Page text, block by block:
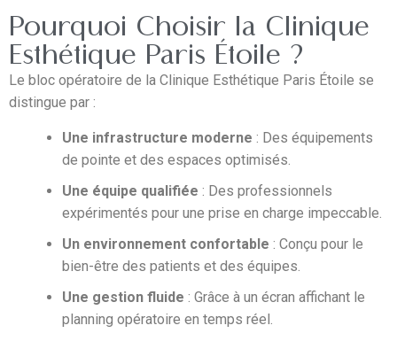
Pourquoi Choisir la Clinique
Esthétique Paris Étoile ?
Le bloc opératoire de la Clinique Esthétique Paris Étoile se
distingue par :
Une infrastructure moderne : Des équipements
de pointe et des espaces optimisés.
Une équipe qualifiée : Des professionnels
expérimentés pour une prise en charge impeccable.
Un environnement confortable : Conçu pour le
bien-être des patients et des équipes.
Une gestion fluide : Grâce à un écran affichant le
planning opératoire en temps réel.